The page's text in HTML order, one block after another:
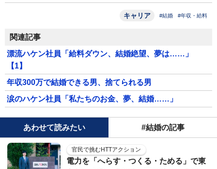
キャリア #結婚 #年収・給料
関連記事
漂流ハケン社員「給料ダウン、結婚絶望、夢は……」
【1】
年収300万で結婚できる男、捨てられる男
涙のハケン社員「私たちのお金、夢、結婚……」
あわせて読みたい #結婚の記事
官民で挑むHTTアクション
電力を「へらす・つくる・ためる」で東